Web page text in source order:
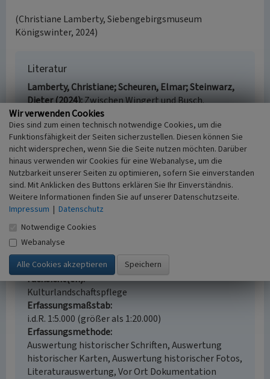
(Christiane Lamberty, Siebengebirgsmuseum
Königswinter, 2024)
Literatur
Lamberty, Christiane; Scheuren, Elmar; Steinwarz,
Dieter (2024) Zwischen Wingert und Busch.
Wanderführer zu den historischen
Landschaftsnutzungen rund um den Weinbau.
Königswinter.
Auf der Hülle: Weidenpflanzungen
Schlagwörter
Weide (Pflanze)
Ort
53639 Königswinter - Oberdollendorf / Nordrhein-
Westfalen
Fachsicht(en)
Kulturlandschaftspflege
Erfassungsmaßstab
i.d.R. 1:5.000 (größer als 1:20.000)
Erfassungsmethode
Auswertung historischer Schriften, Auswertung
historischer Karten, Auswertung historischer Fotos,
Literaturauswertung, Vor Ort Dokumentation
Wir verwenden Cookies
Dies sind zum einen technisch notwendige Cookies, um die
Funktionsfähigkeit der Seiten sicherzustellen. Diesen können Sie
nicht widersprechen, wenn Sie die Seite nutzen möchten. Darüber
hinaus verwenden wir Cookies für eine Webanalyse, um die
Nutzbarkeit unserer Seiten zu optimieren, sofern Sie einverstanden
sind. Mit Anklicken des Buttons erklären Sie Ihr Einverständnis.
Weitere Informationen finden Sie auf unserer Datenschutzseite.
Impressum | Datenschutz
Notwendige Cookies
Webanalyse